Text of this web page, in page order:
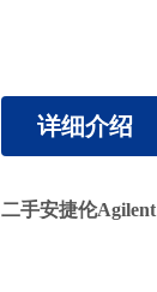
详细介绍
二手安捷伦Agilent